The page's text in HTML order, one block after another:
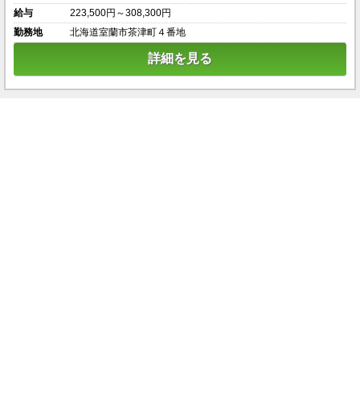
給与
223,500円～308,300円
勤務地
北海道室蘭市茶津町４番地
詳細を見る